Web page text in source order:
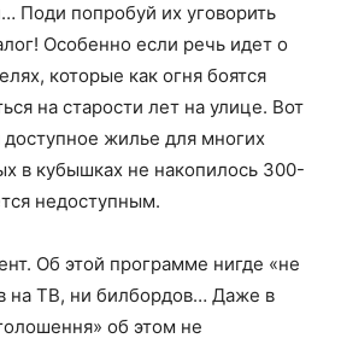
Поди попробуй их уговорить
Особенно если речь идет о
которые как огня боятся
на старости лет на улице. Вот
доступное жилье для многих
в кубышках не накопилось 300-
недоступным.
Об этой программе нигде «не
на ТВ, ни билбордов… Даже в
об этом не